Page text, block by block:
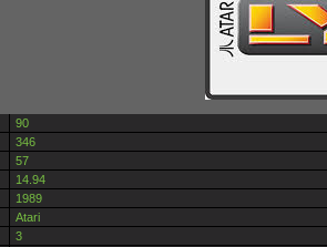
90
346
57
14.94
1989
Atari
3